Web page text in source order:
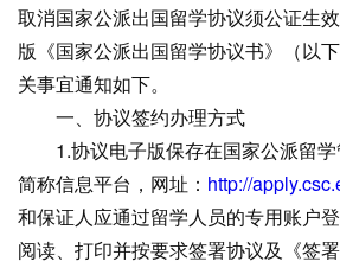
取消国家公派出国留学协议须公证生
版《国家公派出国留学协议书》（以
关事宜通知如下。
一、协议签约办理方式
1.协议电子版保存在国家公派留
简称信息平台，网址： http://
和保证人应通过留学人员的专用账户登
阅读、打印并按要求签署协议及《签